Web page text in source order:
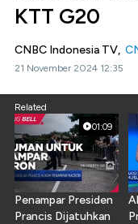
KTT G20
CNBC Indonesia TV,
21 November 2024 12:35
Related
01:09
Penampar Presiden
Prancis Dijatuhkan